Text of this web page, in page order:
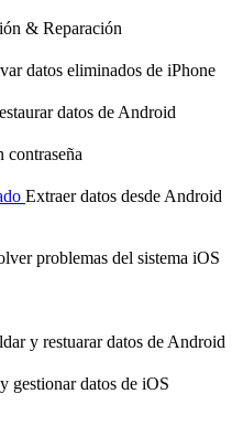
& Reparación
datos eliminados de iPhone
datos de Android
contraseña
Extraer datos desde Android
problemas del sistema iOS
y restuarar datos de Android
gestionar datos de iOS